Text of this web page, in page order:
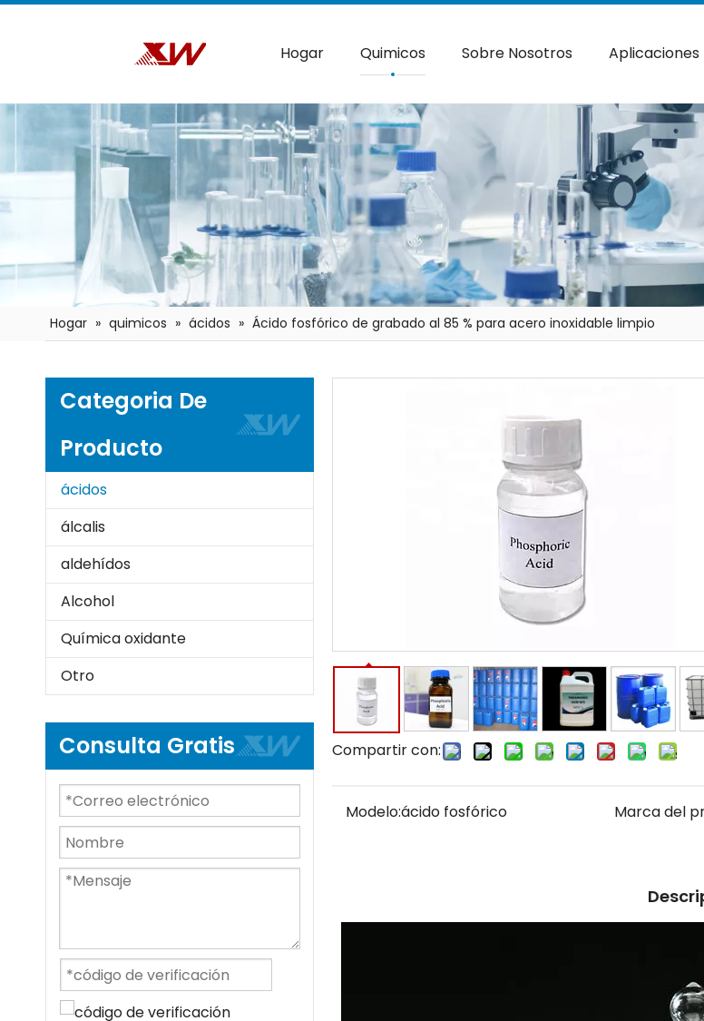
Hogar Quimicos Sobre Nosotros Aplicaciones
Hogar » quimicos » ácidos » Ácido fosfórico de grabado al 85 % para acero inoxidable limpio
Categoria De
Producto
ácidos
álcalis
aldehídos
Alcohol
Química oxidante
Otro
Consulta Gratis Compartir con:
Modelo:ácido fosfórico Marca del